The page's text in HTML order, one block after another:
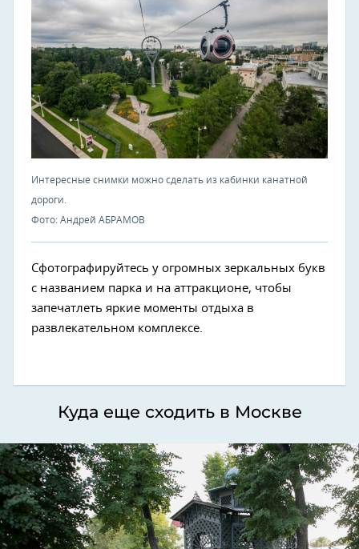
Интересные снимки можно сделать из кабинки канатной
дороги.
Фото: Андрей АБРАМОВ
Сфотографируйтесь у огромных зеркальных букв
с названием парка и на аттракционе, чтобы
запечатлеть яркие моменты отдыха в
развлекательном комплексе.
Куда еще сходить в Москве